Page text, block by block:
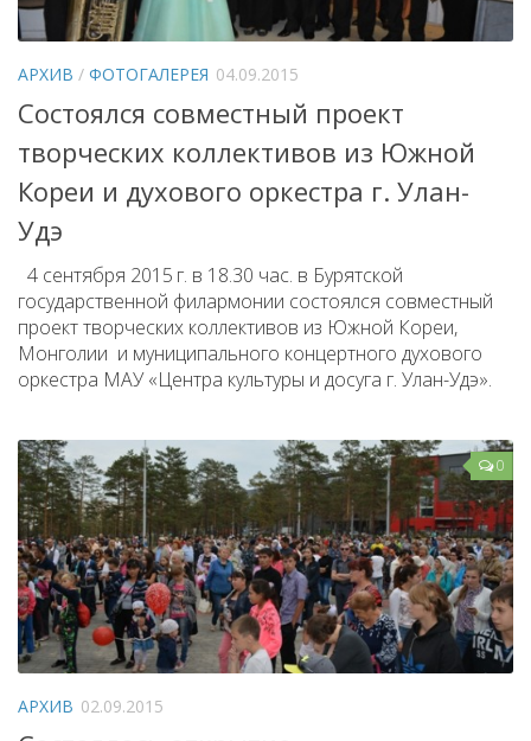
АРХИВ / ФОТОГАЛЕРЕЯ 04.09.2015
Состоялся совместный проект
творческих коллективов из Южной
Кореи и духового оркестра г. Улан-
Удэ
4 сентября 2015 г. в 18.30 час. в Бурятской
государственной филармонии состоялся совместный
проект творческих коллективов из Южной Кореи,
Монголии и муниципального концертного духового
оркестра МАУ «Центра культуры и досуга г. Улан-Удэ».
0
АРХИВ 02.09.2015